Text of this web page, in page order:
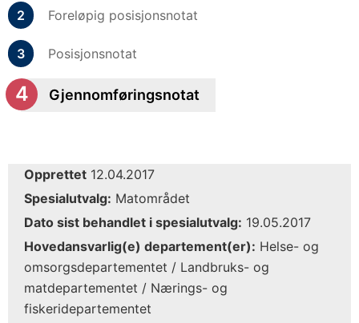
Foreløpig posisjonsnotat
Posisjonsnotat
Gjennomføringsnotat
Opprettet 12.04.2017
Spesialutvalg: Matområdet
Dato sist behandlet i spesialutvalg: 19.05.2017
Hovedansvarlig(e) departement(er): Helse- og
omsorgsdepartementet / Landbruks- og
matdepartementet / Nærings- og
fiskeridepartementet